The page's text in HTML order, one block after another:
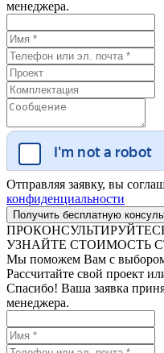
менеджера.
Отправляя заявку, вы
конфиденциальности
УЗНАЙТЕ СТОИМОСТЬ
Мы поможем Вам с выбором
Рассчитайте свой проект
Спасибо! Ваша заявка
менеджера.